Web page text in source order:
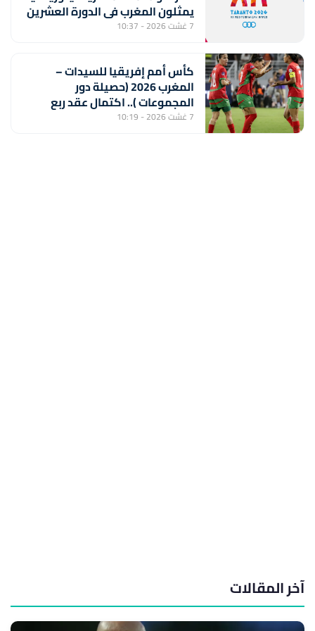
يمثلون المغرب في الدورة العشرين
7 غشت 2026 - 10:37
كأس أمم إفريقيا للسيدات –
المغرب 2026 (حصيلة دور
المجموعات ).. اكتمال عقد ربع
النهائي ولبؤات الأطلس أمام جنوب
7 غشت 2026 - 10:19
آخر المقالات